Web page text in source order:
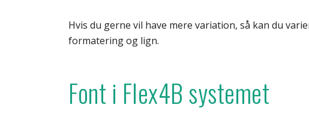
Hvis du gerne vil have mere variation, så kan du
formatering og lign.
Font i Flex4B systemet